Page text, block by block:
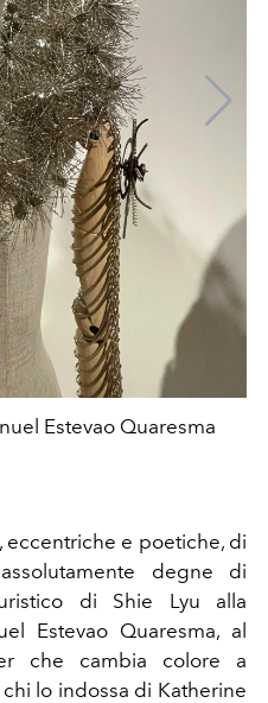
Estevao Quaresma
eccentriche e poetiche, di
degne di
di Shie Lyu alla
Estevao Quaresma, al
che cambia colore a
lo indossa di Katherine